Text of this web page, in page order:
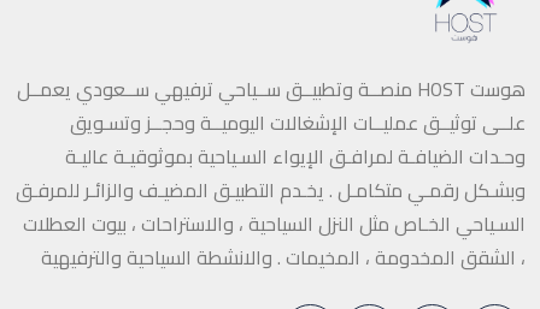
هوست HOST منصــة وتطبيــق ســياحي ترفيهي ســعودي يعمــل
علــى توثيــق عمليــات الإشغالات اليوميــة وحجــز وتسـويق
وحـدات الضيافـة لمرافـق الإيواء السـياحية بموثوقيـة عاليـة
وبشـكل رقمـي متكامـل . يخـدم التطبيـق المضيـف والزائـر للمرفـق
السـياحي الخـاص مثل النزل السياحية ، والاستراحات ، بيوت العطلات
، الشقق المخدومة ، المخيمات . والانشطة السياحية والترفيهية